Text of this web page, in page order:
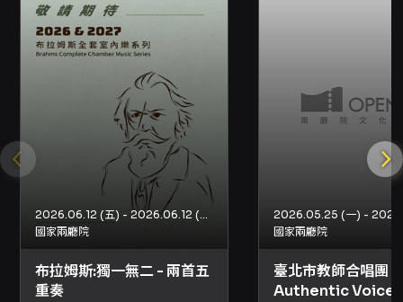
節奏設計的實境教學機會。對於鼓手、爵士樂學
習者、音樂教師與熱心的爵士樂愛好者，這場活
動能提供令人具體受益的觀察範例與啟發，並透
過與主舞台演出之連結，延伸觀演的學習層次與
感受深度。
報到與入場 - 已報名觀眾請至國家音樂廳地下室
演職人員出入口辦理報到與驗票後入場。 - 本活
動僅限於 Opentix 網站完成報名並購買【凱基雋
永饗宴 2026兩廳院夏日爵士 彼得.厄斯金爵士五
重奏《空中漫步》】票券者參加，不接受現場報
名，未購票者無法入場。 - 活動報到時須出示實
體票券、電子票券或其他購買證明，供工作人員
核對資格。 - 未完成購票但已報名者，將無法參
2026.06.12 (五) - 2026.06.12 (五)
國家兩廳院
布拉姆斯:獨一無二 - 兩首五
重奏
國家兩廳院
臺北市教師合唱團
Authentic